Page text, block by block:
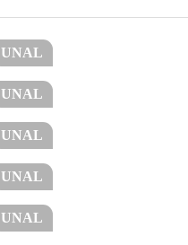
UNAL
UNAL
UNAL
UNAL
UNAL